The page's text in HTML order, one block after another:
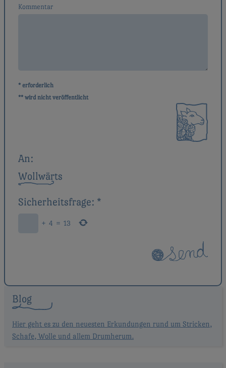
Kommentar
* erforderlich
** wird nicht veröffentlicht
An:
Wollwärts
Sicherheitsfrage: *
+ 4 = 13
Blog
Hier geht es zu den neuesten Erkundungen rund um Stricken,
Schafe, Wolle und allem Drumherum.